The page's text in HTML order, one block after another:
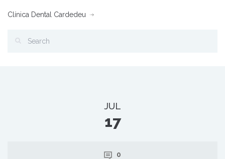
Clínica Dental Cardedeu
JUL
17
0